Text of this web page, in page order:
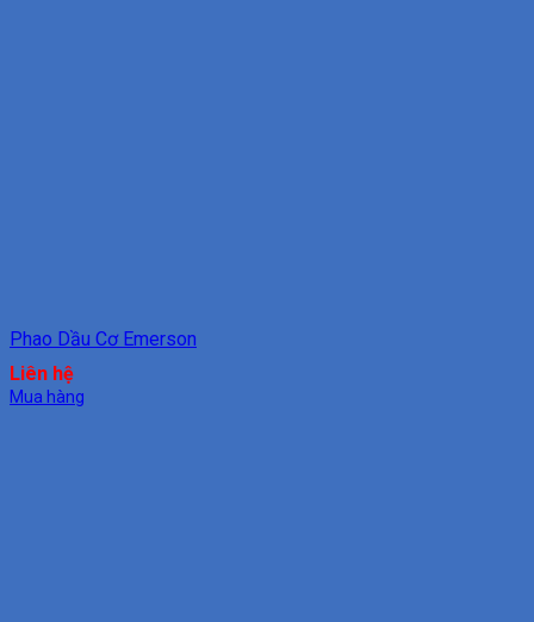
Phao Dầu Cơ Emerson
Liên hệ
Mua hàng